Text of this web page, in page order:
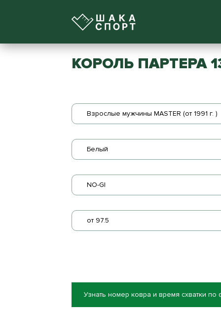
КОРОЛЬ ПАРТЕРА
Взрослые мужчины MASTER (от 1991 г. )
Белый
NO-GI
от 97.5
Узнать номер ковра и время схватки по